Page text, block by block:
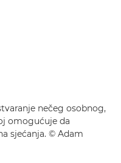
nečeg osobnog,
omogućuje da
sjećanja. © Adam